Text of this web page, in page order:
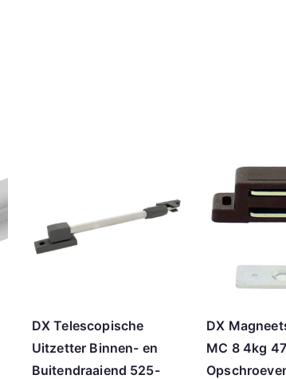
DX Telescopische
Uitzetter Binnen- en
Buitendraaiend 525-
DX
MC 8 4kg